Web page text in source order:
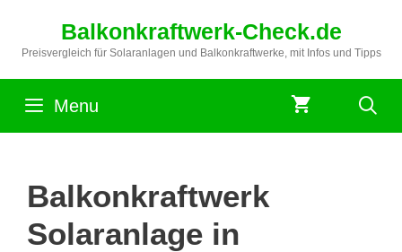
springen
Balkonkraftwerk-Check.de
Preisvergleich für Solaranlagen und Balkonkraftwerke, mit Infos und Tipps
Menu
Balkonkraftwerk
Solaranlage in